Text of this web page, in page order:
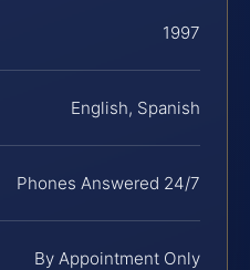
1997
English, Spanish
Phones Answered 24/7
By Appointment Only